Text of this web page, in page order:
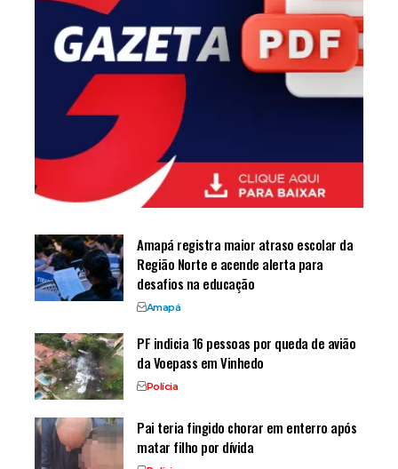
Amapá registra maior atraso escolar da
Região Norte e acende alerta para
desafios na educação
Amapá
PF indicia 16 pessoas por queda de avião
da Voepass em Vinhedo
Polícia
Pai teria fingido chorar em enterro após
matar filho por dívida